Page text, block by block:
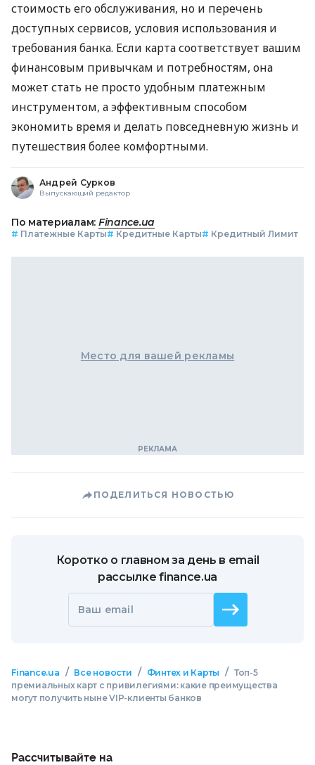
стоимость его обслуживания, но и перечень
доступных сервисов, условия использования и
требования банка. Если карта соответствует вашим
финансовым привычкам и потребностям, она
может стать не просто удобным платежным
инструментом, а эффективным способом
экономить время и делать повседневную жизнь и
путешествия более комфортными.
Андрей Сурков
Выпускающий редактор
По материалам: Finance.ua
# Платежные Карты# Кредитные Карты# Кредитный Лимит
Место для вашей рекламы
ПОДЕЛИТЬСЯ НОВОСТЬЮ
Коротко о главном за день в email
рассылке finance.ua
Ваш email
Finance.ua / Все новости / Финтех и Карты / Топ-5
премиальных карт с привилегиями: какие преимущества
могут получить ныне VIP-клиенты банков
Рассчитывайте на